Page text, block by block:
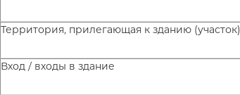
Территория, прилегающая к зданию (участок)
Вход / входы в здание